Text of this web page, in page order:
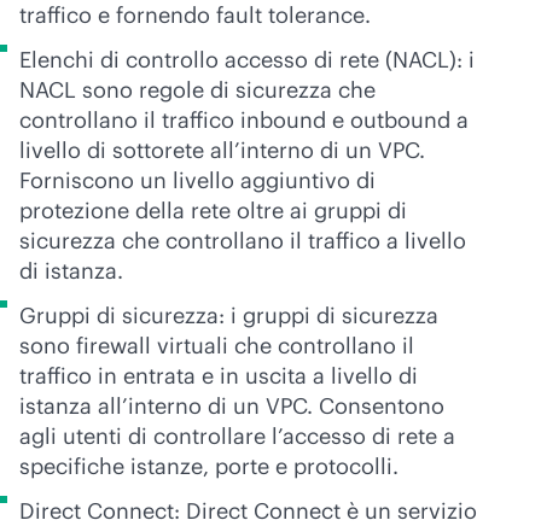
traffico e fornendo fault tolerance.
Elenchi di controllo accesso di rete (NACL): i
NACL sono regole di sicurezza che
controllano il traffico inbound e outbound a
livello di sottorete all’interno di un VPC.
Forniscono un livello aggiuntivo di
protezione della rete oltre ai gruppi di
sicurezza che controllano il traffico a livello
di istanza.
Gruppi di sicurezza: i gruppi di sicurezza
sono firewall virtuali che controllano il
traffico in entrata e in uscita a livello di
istanza all’interno di un VPC. Consentono
agli utenti di controllare l’accesso di rete a
specifiche istanze, porte e protocolli.
Direct Connect: Direct Connect è un servizio